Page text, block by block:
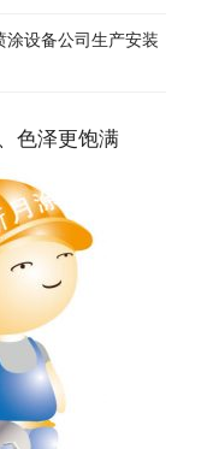
涂设备公司生产安装
色泽更饱满